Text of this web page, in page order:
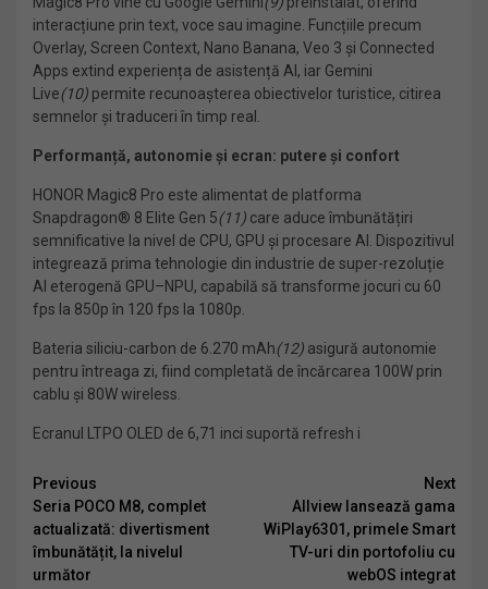
interacțiune prin text, voce sau imagine. Funcțiile precum
Overlay, Screen Context, Nano Banana, Veo 3 și Connected
Apps extind experiența de asistență AI, iar Gemini
Live(10) permite recunoașterea obiectivelor turistice, citirea
semnelor și traduceri în timp real.
Performanță, autonomie și ecran: putere și confort
HONOR Magic8 Pro este alimentat de platforma
Snapdragon® 8 Elite Gen 5(11) care aduce îmbunătățiri
semnificative la nivel de CPU, GPU și procesare AI. Dispozitivul
integrează prima tehnologie din industrie de super-rezoluție
AI eterogenă GPU–NPU, capabilă să transforme jocuri cu 60
fps la 850p în 120 fps la 1080p.
Bateria siliciu-carbon de 6.270 mAh(12) asigură autonomie
pentru întreaga zi, fiind completată de încărcarea 100W prin
cablu și 80W wireless.
Ecranul LTPO OLED de 6,71 inci suportă refresh i
Continue
Reading
Previous
Seria POCO M8, complet
actualizată: divertisment
îmbunătățit, la nivelul
următor
Next
Allview lansează gama
WiPlay6301, primele Smart
TV-uri din portofoliu cu
webOS integrat